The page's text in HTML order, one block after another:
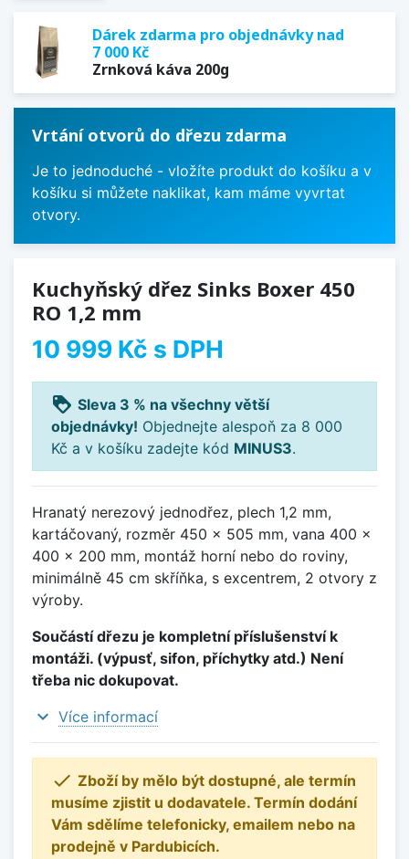
Dárek zdarma pro objednávky nad
7 000 Kč
Zrnková káva 200g
Vrtání otvorů do dřezu zdarma
Je to jednoduché - vložíte produkt do košíku a v
košíku si můžete naklikat, kam máme vyvrtat
otvory.
Kuchyňský dřez Sinks Boxer 450
RO 1,2 mm
10 999 Kč s DPH
loyalty Sleva 3 % na všechny větší
objednávky! Objednejte alespoň za 8 000
Kč a v košíku zadejte kód MINUS3.
Hranatý nerezový jednodřez, plech 1,2 mm,
kartáčovaný, rozměr 450 x 505 mm, vana 400 x
400 x 200 mm, montáž horní nebo do roviny,
minimálně 45 cm skříňka, s excentrem, 2 otvory z
výroby.
Součástí dřezu je kompletní příslušenství k
montáži. (výpusť, sifon, příchytky atd.) Není
třeba nic dokupovat.
expand_more Více informací
 Zboží by mělo být dostupné, ale termín
musíme zjistit u dodavatele. Termín dodání
Vám sdělíme telefonicky, emailem nebo na
prodejně v Pardubicích.